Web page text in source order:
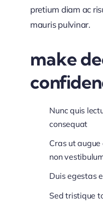
pretium diam ac
mauris pulvinar.
make
Nunc quis
consequat
Cras ut augue
non
Duis egestas
Sed tristique